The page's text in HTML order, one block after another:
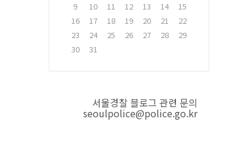
9
10 11 12 13 14
15
16
17 18 19 20 21
22
23
24 25 26 27 28
29
30
31
서울경찰 블로그 관련 문의
seoulpolice@police.go.kr